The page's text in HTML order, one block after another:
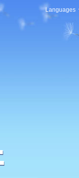
Languages